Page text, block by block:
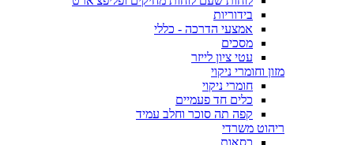
בידוריות
אמצעי הדרכה - כללי
מסכים
עטי ציון לייזר
מזון וחומרי ניקוי
חומרי ניקוי
כלים חד פעמיים
קפה תה סוכר וחלב עמיד
ריהוט משרדי
כסאות